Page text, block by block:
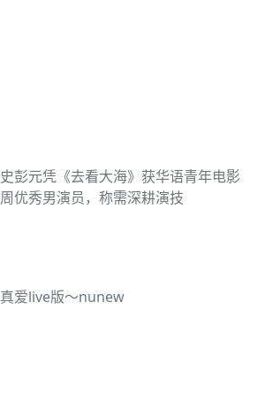
史彭元凭《去看大海》获华语青年电影
周优秀男演员，称需深耕演技
真爱live版～nunew